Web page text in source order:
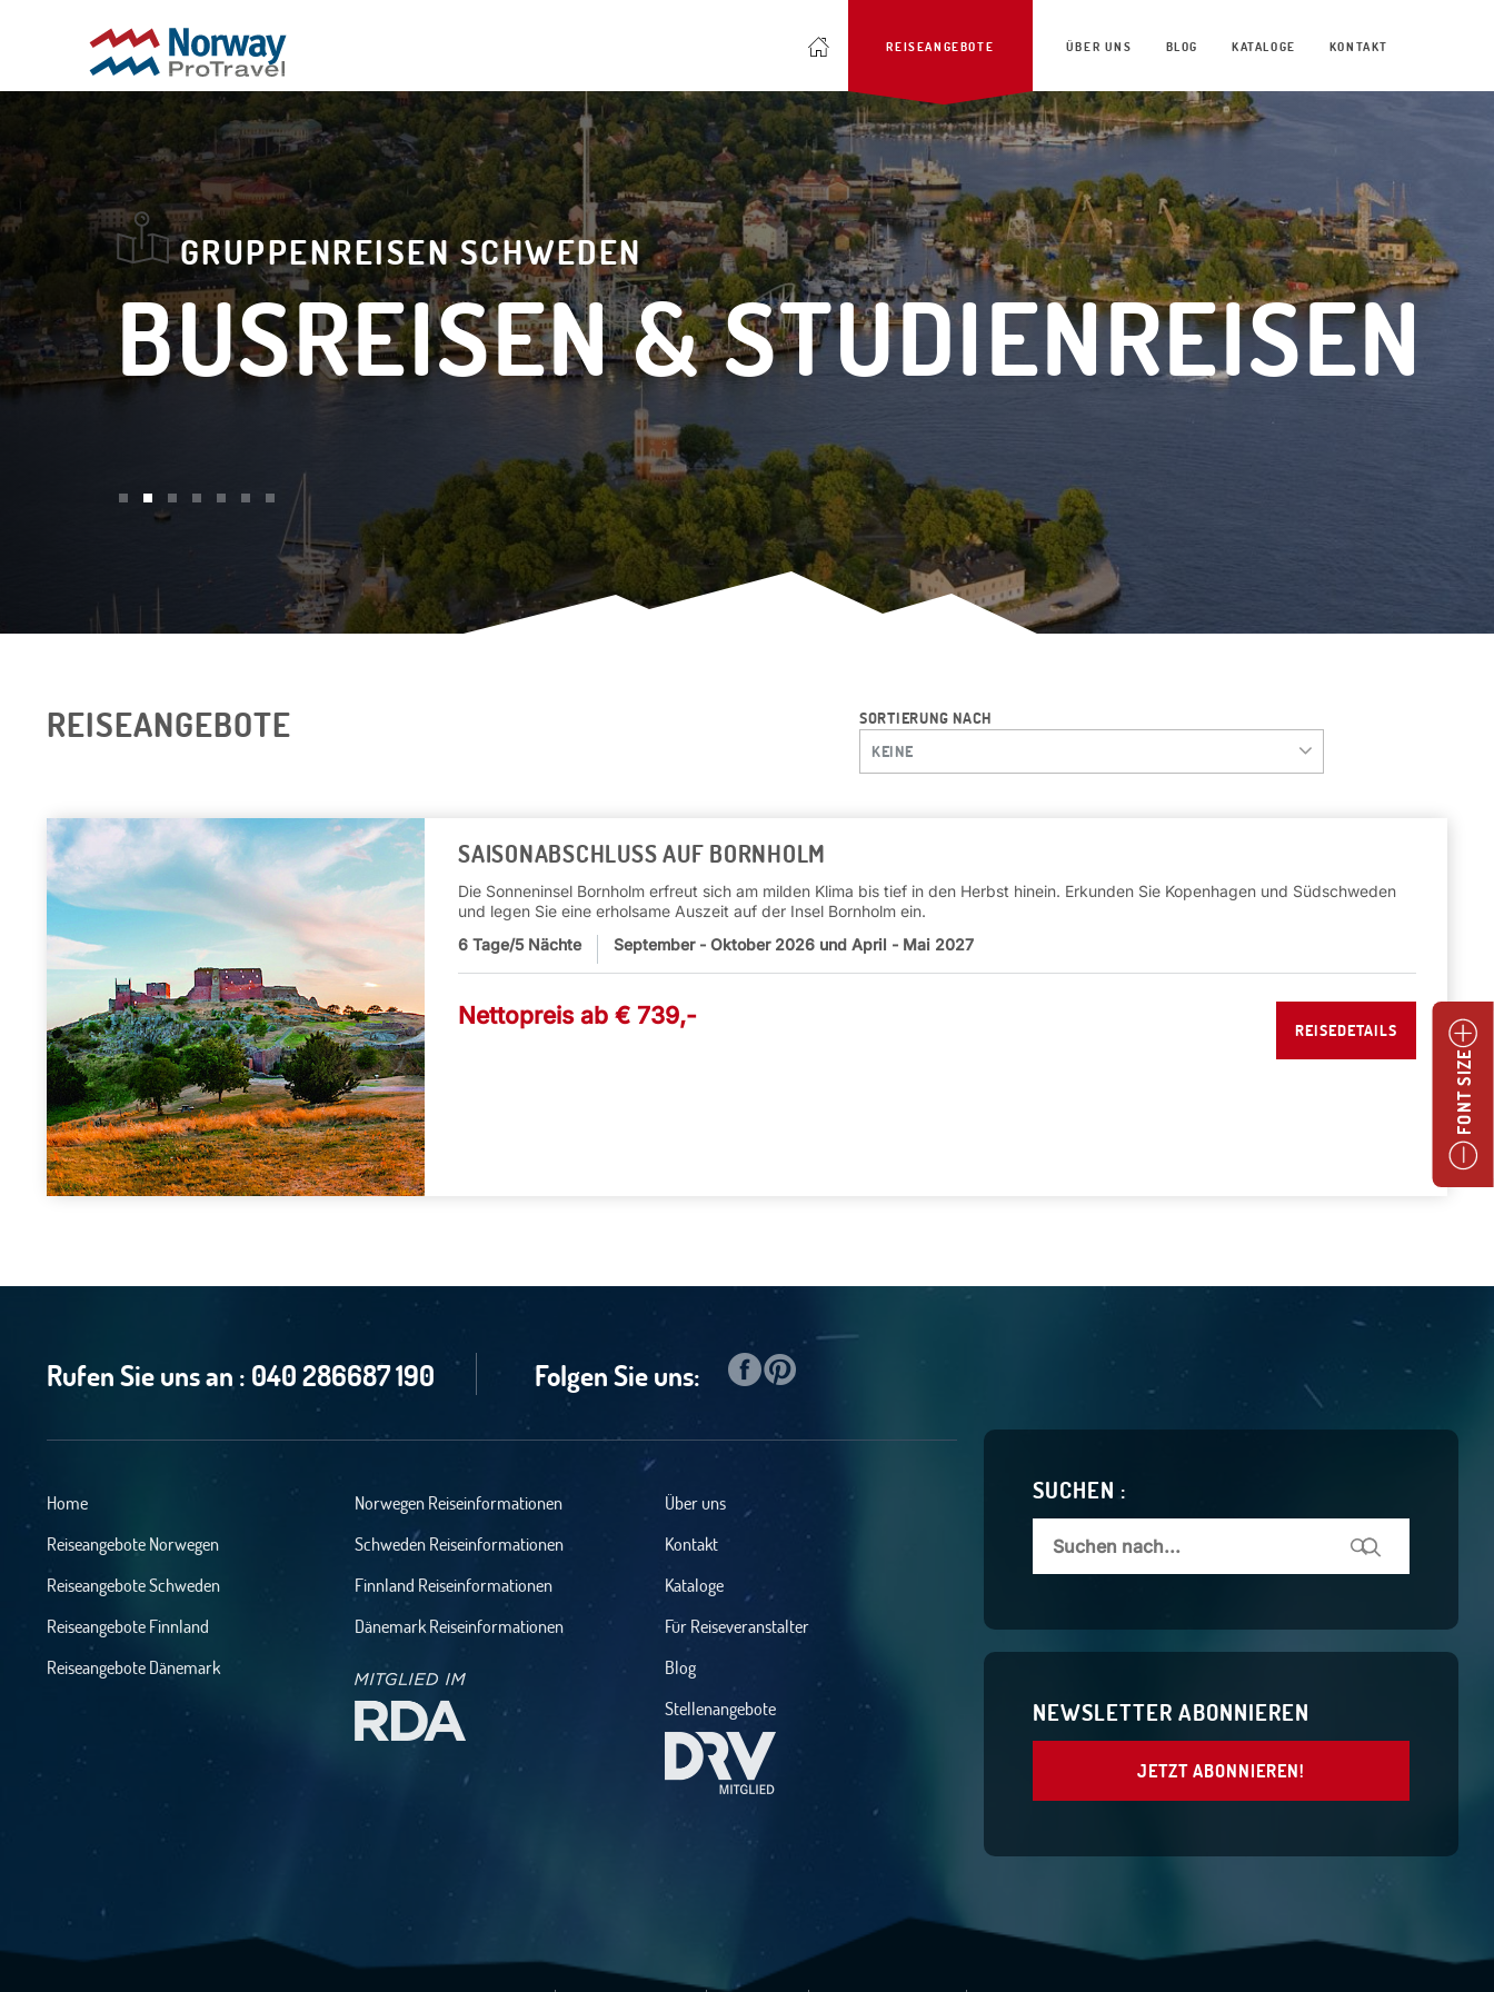
REISEANGEBOTE ÜBER UNS BLOG KATALOGE KONTAKT
GRUPPENREISEN SCHWEDEN
BUSREISEN & STUDIENREISEN
REISEANGEBOTE
SORTIERUNG NACH
KEINE
SAISONABSCHLUSS AUF BORNHOLM
Die Sonneninsel Bornholm erfreut sich am milden Klima bis tief in den Herbst hinein. Erkunden Sie Kopenhagen und Südschweden
und legen Sie eine erholsame Auszeit auf der Insel Bornholm ein.
6 Tage/5 Nächte September - Oktober 2026 und April - Mai 2027
Nettopreis ab € 739,-
REISEDETAILS
Rufen Sie uns an : 040 286687 190 Folgen Sie uns:
Home
Reiseangebote Norwegen
Reiseangebote Schweden
Reiseangebote Finnland
Reiseangebote Dänemark
Norwegen Reiseinformationen
Schweden Reiseinformationen
Finnland Reiseinformationen
Dänemark Reiseinformationen
Über uns
Kontakt
Kataloge
Für Reiseveranstalter
Blog
Stellenangebote
SUCHEN :
NEWSLETTER ABONNIEREN
JETZT ABONNIEREN!
FONT SIZE